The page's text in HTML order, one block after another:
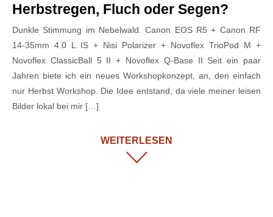
Herbstregen, Fluch oder Segen?
Dunkle Stimmung im Nebelwald. Canon EOS R5 + Canon RF
14-35mm 4.0 L IS + Nisi Polarizer + Novoflex TrioPod M +
Novoflex ClassicBall 5 II + Novoflex Q-Base II Seit ein paar
Jahren biete ich ein neues Workshopkonzept, an, den einfach
nur Herbst Workshop. Die Idee entstand, da viele meiner leisen
Bilder lokal bei mir […]
WEITERLESEN